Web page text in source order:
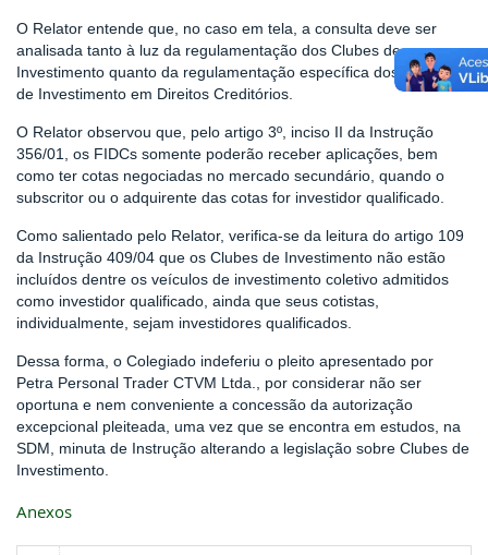
O Relator entende que, no caso em tela, a consulta deve ser
analisada tanto à luz da regulamentação dos Clubes de
Investimento quanto da regulamentação específica dos Fundos
de Investimento em Direitos Creditórios.
O Relator observou que, pelo artigo 3º, inciso II da Instrução
356/01, os FIDCs somente poderão receber aplicações, bem
como ter cotas negociadas no mercado secundário, quando o
subscritor ou o adquirente das cotas for investidor qualificado.
Como salientado pelo Relator, verifica-se da leitura do artigo 109
da Instrução 409/04 que os Clubes de Investimento não estão
incluídos dentre os veículos de investimento coletivo admitidos
como investidor qualificado, ainda que seus cotistas,
individualmente, sejam investidores qualificados.
Dessa forma, o Colegiado indeferiu o pleito apresentado por
Petra Personal Trader CTVM Ltda., por considerar não ser
oportuna e nem conveniente a concessão da autorização
excepcional pleiteada, uma vez que se encontra em estudos, na
SDM, minuta de Instrução alterando a legislação sobre Clubes de
Investimento.
Anexos